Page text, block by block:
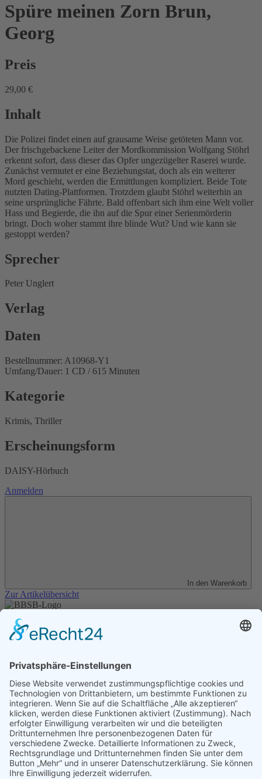
Spüre meinen Zorn Brun,
Georg
Preis
29,00 €
Inhalt
Die Polizei findet einen auf grausame Weise getöteten Mann vor.
Der frischgebackene Leiter der Mordkommission Wolfgang Stöhrl
erkennt sofort, dass dieser das Opfer ungezügelter Raserei wurde.
Zunächst vermutet er eine Beziehungstat, doch als ein weiterer
Mord geschieht, werden die Ermittlungen kompliziert. Beide Tote
nutzten Dating-Plattformen. Trotzdem glaubt Stöhrl weiterhin an
seine ursprüngliche Fährte. Bald offenbart sich ihm eine Welt voller
Hass und Begierde, die ihn auf die Spur einer Serienmörderin
bringt. Doch woher stammt ihre blinde Wut? Und wie kann sie
gestoppt werden?
Sprecher
Peter Unglert
Verlag
Daten
Bestellnummer: A10968-Y1
Umfang/Dauer: 1 CD / 615 Minuten
Kategorie
Krimis, Thriller
Erscheinungsform
DAISY-Hörbuch
Anmelden
In den Warenkorb
Zur Artikelübersicht
Unser Angebot
Shop
Datenschutz
Kontakt
Transparenzerklärung
BBSB-Inform: täglich aktualisierte Infos
für sehbehinderte und blinde Menschen
Anmeldung Newsletter BBSB-Inform